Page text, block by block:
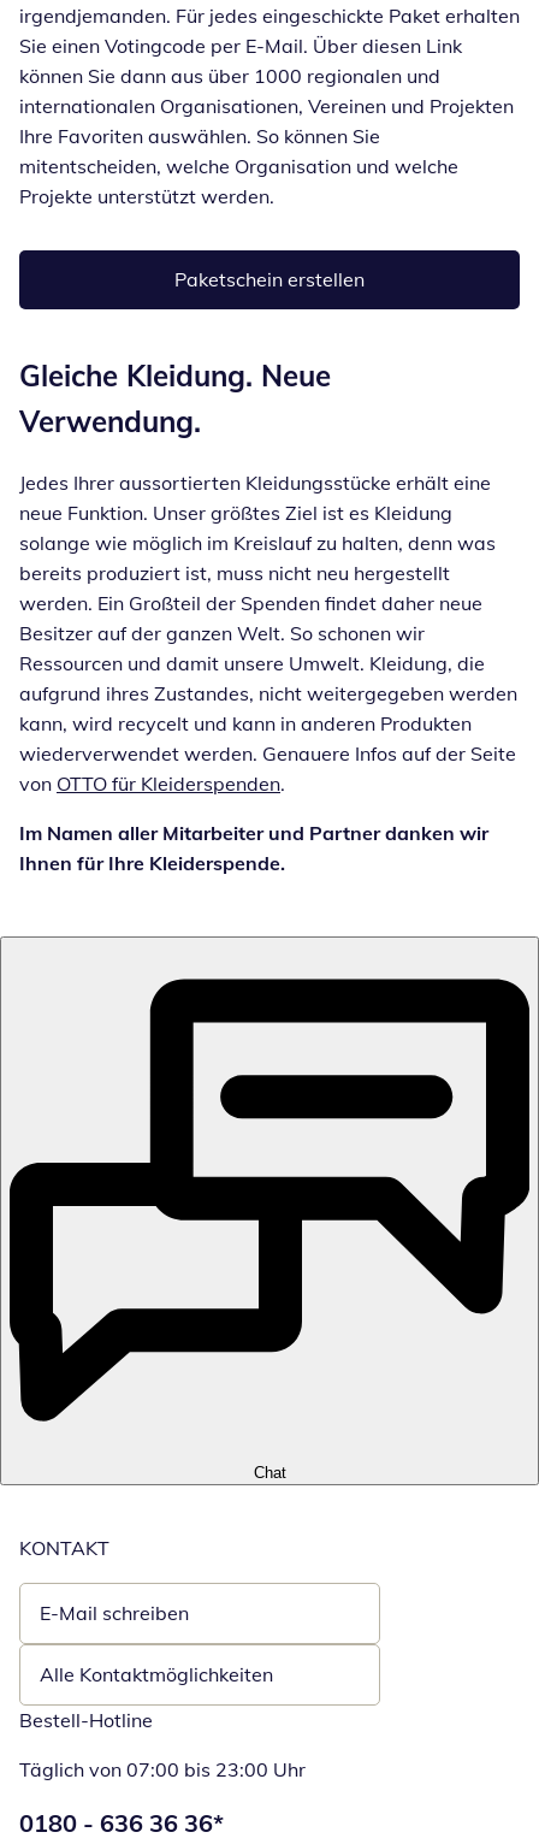
irgendjemanden. Für jedes eingeschickte Paket erhalten
Sie einen Votingcode per E-Mail. Über diesen Link
können Sie dann aus über 1000 regionalen und
internationalen Organisationen, Vereinen und Projekten
Ihre Favoriten auswählen. So können Sie
mitentscheiden, welche Organisation und welche
Projekte unterstützt werden.
Paketschein erstellen
Öffnet in neuem Fenster
Gleiche Kleidung. Neue
Verwendung.
Jedes Ihrer aussortierten Kleidungsstücke erhält eine
neue Funktion. Unser größtes Ziel ist es Kleidung
solange wie möglich im Kreislauf zu halten, denn was
bereits produziert ist, muss nicht neu hergestellt
werden. Ein Großteil der Spenden findet daher neue
Besitzer auf der ganzen Welt. So schonen wir
Ressourcen und damit unsere Umwelt. Kleidung, die
aufgrund ihres Zustandes, nicht weitergegeben werden
kann, wird recycelt und kann in anderen Produkten
wiederverwendet werden. Genauere Infos auf der Seite
von OTTO für Kleiderspenden.
Im Namen aller Mitarbeiter und Partner danken wir
Ihnen für Ihre Kleiderspende.
Chat
KONTAKT
E-Mail schreiben
Öffnet E-Mail-Client
Alle Kontaktmöglichkeiten
Bestell-Hotline
Täglich von 07:00 bis 23:00 Uhr
Telefonnummer:
0180 - 636 36 36*